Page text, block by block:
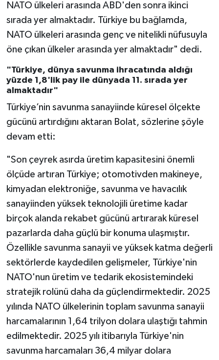
NATO ülkeleri arasında ABD'den sonra ikinci
sırada yer almaktadır. Türkiye bu bağlamda,
NATO ülkeleri arasında genç ve nitelikli nüfusuyla
öne çıkan ülkeler arasında yer almaktadır" dedi.
"Türkiye, dünya savunma ihracatında aldığı
yüzde 1,8'lik pay ile dünyada 11. sırada yer
almaktadır"
Türkiye’nin savunma sanayiinde küresel ölçekte
gücünü artırdığını aktaran Bolat, sözlerine şöyle
devam etti:
"Son çeyrek asırda üretim kapasitesini önemli
ölçüde artıran Türkiye; otomotivden makineye,
kimyadan elektroniğe, savunma ve havacılık
sanayiinden yüksek teknolojili üretime kadar
birçok alanda rekabet gücünü artırarak küresel
pazarlarda daha güçlü bir konuma ulaşmıştır.
Özellikle savunma sanayii ve yüksek katma değerli
sektörlerde kaydedilen gelişmeler, Türkiye'nin
NATO'nun üretim ve tedarik ekosistemindeki
stratejik rolünü daha da güçlendirmektedir. 2025
yılında NATO ülkelerinin toplam savunma sanayii
harcamalarının 1,64 trilyon dolara ulaştığı tahmin
edilmektedir. 2025 yılı itibarıyla Türkiye'nin
savunma harcamaları 36,4 milyar dolara